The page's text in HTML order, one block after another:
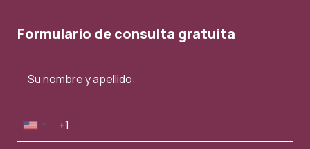
Formulario de consulta gratuita